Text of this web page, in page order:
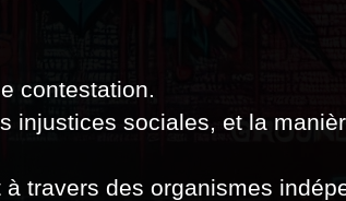
contestation.
injustices sociales, et la
à travers des organismes